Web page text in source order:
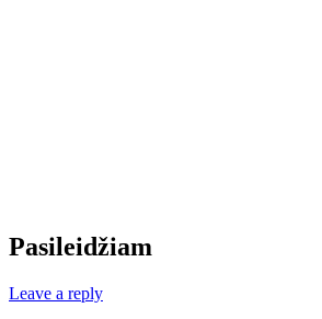
Pasileidžiam
Leave a reply